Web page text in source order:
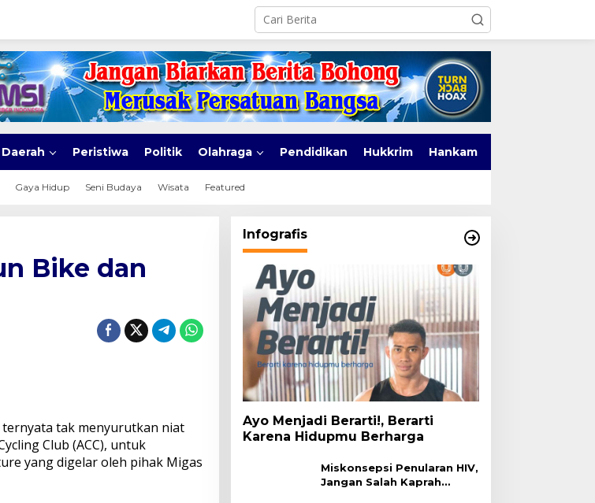
Daerah Peristiwa Politik Olahraga Pendidikan Hukkrim Hankam
Gaya Hidup Seni Budaya Wisata Featured
Bike dan
tak menyurutkan niat
Club (ACC), untuk
yang digelar oleh pihak Migas
Infografis
Ayo Menjadi Berarti!, Berarti
Karena Hidupmu Berharga
Miskonsepsi Penularan HIV,
Jangan Salah Kaprah